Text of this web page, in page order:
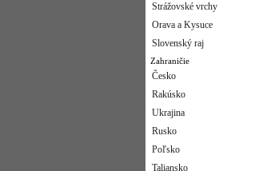
Strážovské vrchy
Orava a Kysuce
Slovenský raj
Zahraničie
Česko
Rakúsko
Ukrajina
Rusko
Poľsko
Taliansko